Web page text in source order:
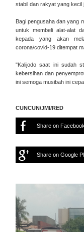
stabil dan rakyat yang kecil
Bagi pengusaha dan yang
untuk membeli alat-alat
kepada yang akan
corona/covid-19 ditempat
"Kalijodo saat ini sudah
kebersihan dan
ini semoga musibah ini
CUNCUN/JMI/RED
Share on Facebook
Share on Google